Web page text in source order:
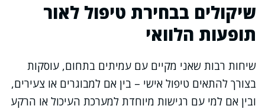
שיקולים בבחירת טיפול לאור
תופעות הלוואי
שיחות רבות שאני מקיים עם עמיתים בתחום, עוסקות
בצורך להתאים טיפול אישי – בין אם למבוגרים או צעירים,
ובין אם למי עם רגישות מיוחדת למערכת העיכול או הרקע